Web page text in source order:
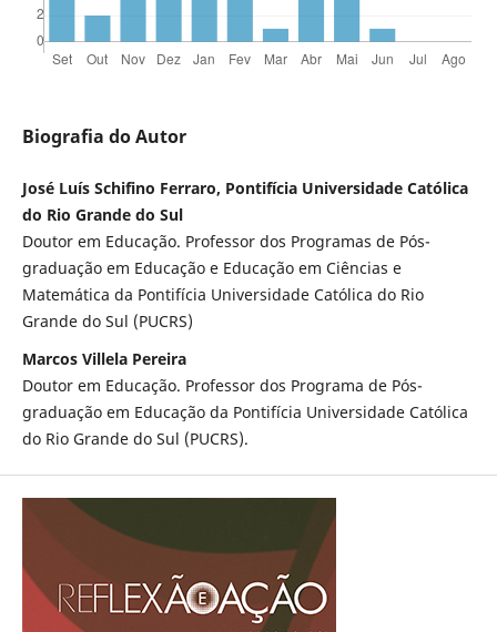
Biografia do Autor
José Luís Schifino Ferraro, Pontifícia Universidade Católica
do Rio Grande do Sul
Doutor em Educação. Professor dos Programas de Pós-
graduação em Educação e Educação em Ciências e
Matemática da Pontifícia Universidade Católica do Rio
Grande do Sul (PUCRS)
Marcos Villela Pereira
Doutor em Educação. Professor dos Programa de Pós-
graduação em Educação da Pontifícia Universidade Católica
do Rio Grande do Sul (PUCRS).